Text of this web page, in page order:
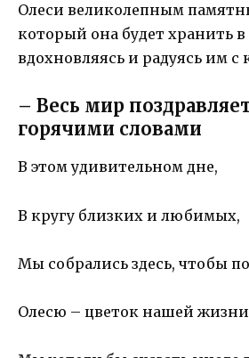
Олеси великолепным
который она будет хранить в
вдохновляясь и радуясь им
– Весь мир
горячими словами
В этом удивительном дне,
В кругу близких и любимых,
Мы собрались здесь, чтобы
Олесю – цветок нашей